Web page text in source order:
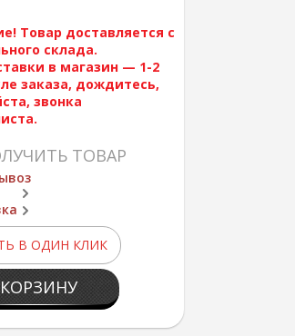
Товар доставляется с
склада.
в магазин — 1-2
заказа, дождитесь,
звонка
ТОВАР
В ОДИН КЛИК